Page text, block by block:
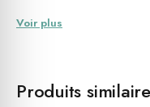
Détails du bijou
Métal : acier noir
Voir plus
Produits